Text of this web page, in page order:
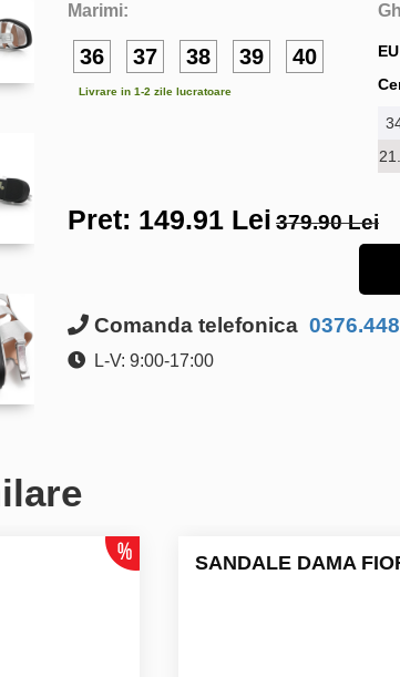
Marimi:
36 37 38 39 40
Livrare in 1-2 zile lucratoare
EU
Pret: 149.91 Lei 379.90 Lei
Comanda telefonica
L-V: 9:00-17:00
SANDALE DAMA